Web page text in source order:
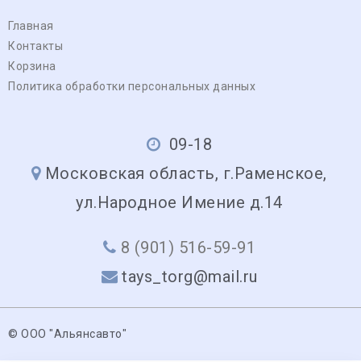
Главная
Контакты
Корзина
Политика обработки персональных данных
09-18
Московская область, г.Раменское,
ул.Народное Имение д.14
8 (901) 516-59-91
tays_torg@mail.ru
© ООО "Альянсавто"